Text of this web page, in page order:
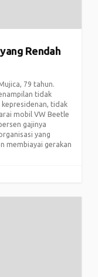
Rendah
79 tahun.
tidak
tidak
mobil VW Beetle
gajinya
yang
membiayai gerakan